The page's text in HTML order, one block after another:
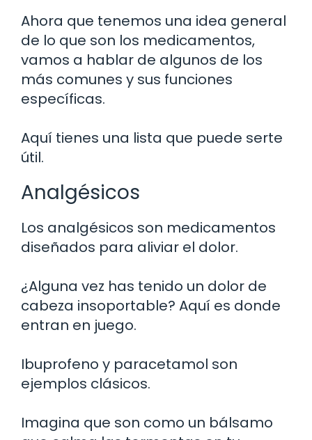
Ahora que tenemos una idea general
de lo que son los medicamentos,
vamos a hablar de algunos de los
más comunes y sus funciones
específicas.
Aquí tienes una lista que puede serte
útil.
Analgésicos
Los analgésicos son medicamentos
diseñados para aliviar el dolor.
¿Alguna vez has tenido un dolor de
cabeza insoportable? Aquí es donde
entran en juego.
Ibuprofeno y paracetamol son
ejemplos clásicos.
Imagina que son como un bálsamo